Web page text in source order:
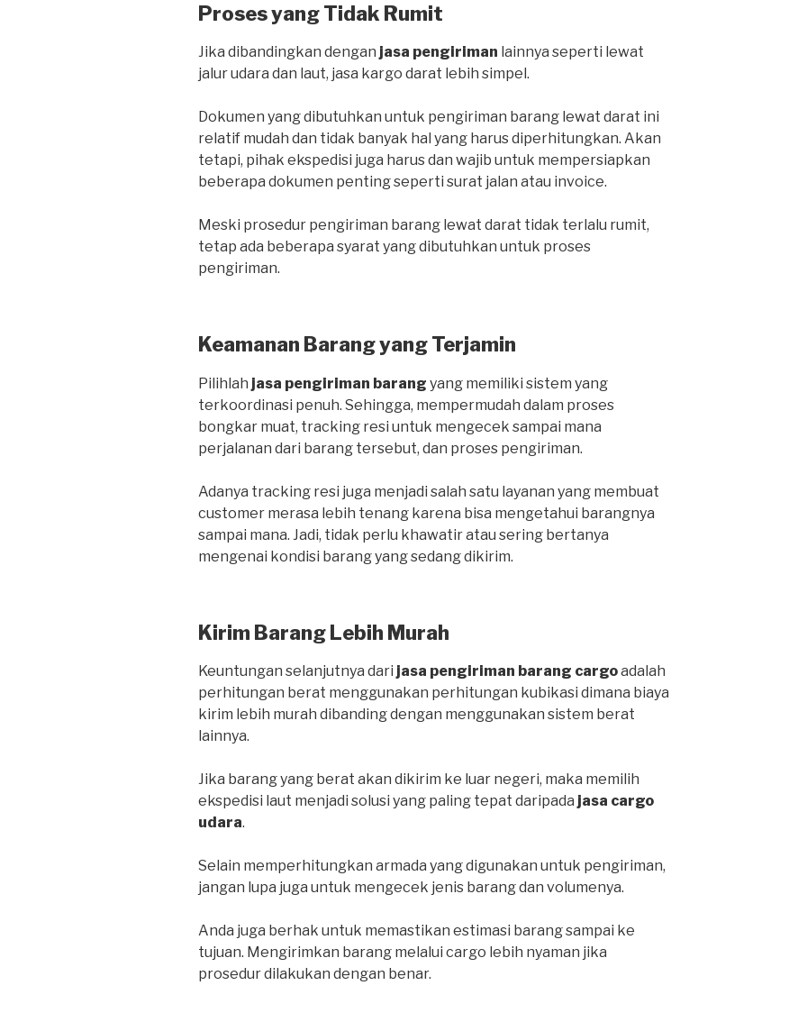
Proses yang Tidak Rumit
Jika dibandingkan dengan jasa pengiriman lainnya seperti lewat
jalur udara dan laut, jasa kargo darat lebih simpel.
Dokumen yang dibutuhkan untuk pengiriman barang lewat darat ini
relatif mudah dan tidak banyak hal yang harus diperhitungkan. Akan
tetapi, pihak ekspedisi juga harus dan wajib untuk mempersiapkan
beberapa dokumen penting seperti surat jalan atau invoice.
Meski prosedur pengiriman barang lewat darat tidak terlalu rumit,
tetap ada beberapa syarat yang dibutuhkan untuk proses
pengiriman.
Keamanan Barang yang Terjamin
Pilihlah jasa pengiriman barang yang memiliki sistem yang
terkoordinasi penuh. Sehingga, mempermudah dalam proses
bongkar muat, tracking resi untuk mengecek sampai mana
perjalanan dari barang tersebut, dan proses pengiriman.
Adanya tracking resi juga menjadi salah satu layanan yang membuat
customer merasa lebih tenang karena bisa mengetahui barangnya
sampai mana. Jadi, tidak perlu khawatir atau sering bertanya
mengenai kondisi barang yang sedang dikirim.
Kirim Barang Lebih Murah
Keuntungan selanjutnya dari jasa pengiriman barang cargoadalah
perhitungan berat menggunakan perhitungan kubikasi dimana biaya
kirim lebih murah dibanding dengan menggunakan sistem berat
lainnya.
Jika barang yang berat akan dikirim ke luar negeri, maka memilih
ekspedisi laut menjadi solusi yang paling tepat daripada jasa cargo
udara.
Selain memperhitungkan armada yang digunakan untuk pengiriman,
jangan lupa juga untuk mengecek jenis barang dan volumenya.
Anda juga berhak untuk memastikan estimasi barang sampai ke
tujuan. Mengirimkan barang melalui cargo lebih nyaman jika
prosedur dilakukan dengan benar.